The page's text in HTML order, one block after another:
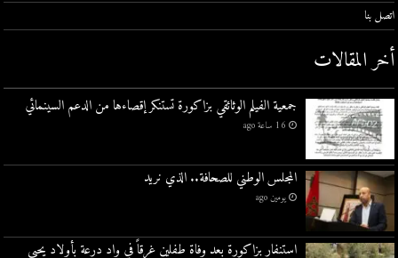
اتصل بنا
أخر المقالات
جمعية الفيلم الوثائقي بزاكورة تستنكر إقصاءها من الدعم السينمائي
16 ساعة ago
المجلس الوطني للصحافة.. الذي نريد
يومين ago
استنفار بزاكورة بعد وفاة طفلين غرقاً في واد درعة بأولاد يحيى